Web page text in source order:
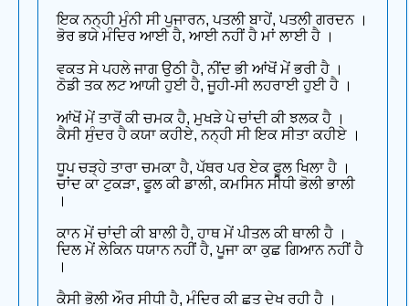
ਇਕ ਨਨ੍ਹੀ ਮੁੰਨੀ ਸੀ ਪੁਜਾਰਨ, ਪਤਲੀ ਬਾਹੇਂ, ਪਤਲੀ ਗਰਦਨ ।
ਭੋਰ ਭਯੇ ਮੰਦਿਰ ਆਈ ਹੈ, ਆਈ ਨਹੀਂ ਹੈ ਮਾਂ ਲਾਈ ਹੈ ।
ਵਕਤ ਸੇ ਪਹਲੇ ਜਾਗ ਉਠੀ ਹੈ, ਨੀਂਦ ਭੀ ਆਂਖੋਂ ਮੇਂ ਭਰੀ ਹੈ ।
ਠੋਡੀ ਤਕ ਲਟ ਆਯੀ ਹੁਈ ਹੈ, ਜੂਹੀ-ਸੀ ਲਹਰਾਈ ਹੁਈ ਹੈ ।
ਆਂਖੋਂ ਮੇਂ ਤਾਰੋਂ ਕੀ ਚਮਕ ਹੈ, ਮੁਖੜੇ ਪੇ ਚਾਂਦੀ ਕੀ ਝਲਕ ਹੈ ।
ਕੈਸੀ ਸੁੰਦਰ ਹੈ ਕਯਾ ਕਹੀਏ, ਨਨ੍ਹੀ ਸੀ ਇਕ ਸੀਤਾ ਕਹੀਏ ।
ਧੂਪ ਚੜ੍ਹੇ ਤਾਰਾ ਚਮਕਾ ਹੈ, ਪੱਥਰ ਪਰ ਏਕ ਫੂਲ ਖਿਲਾ ਹੈ ।
ਚਾਂਦ ਕਾ ਟੁਕੜਾ, ਫੂਲ ਕੀ ਡਾਲੀ, ਕਮਸਿਨ ਸੀਧੀ ਭੋਲੀ ਭਾਲੀ
।
ਕਾਨ ਮੇਂ ਚਾਂਦੀ ਕੀ ਬਾਲੀ ਹੈ, ਹਾਥ ਮੇਂ ਪੀਤਲ ਕੀ ਥਾਲੀ ਹੈ ।
ਦਿਲ ਮੇਂ ਲੇਕਿਨ ਧਯਾਨ ਨਹੀਂ ਹੈ, ਪੂਜਾ ਕਾ ਕੁਛ ਗਿਆਨ ਨਹੀਂ ਹੈ
।
ਕੈਸੀ ਭੋਲੀ ਔਰ ਸੀਧੀ ਹੈ, ਮੰਦਿਰ ਕੀ ਛਤ ਦੇਖ ਰਹੀ ਹੈ ।